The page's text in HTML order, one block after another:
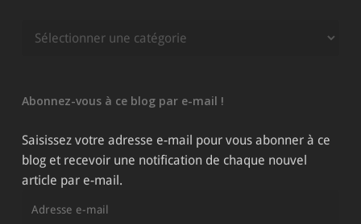
Rechercher
du
Abonnez-vous à ce blog par e-mail !
Saisissez votre adresse e-mail pour vous abonner à ce
blog et recevoir une notification de chaque nouvel
article par e-mail.